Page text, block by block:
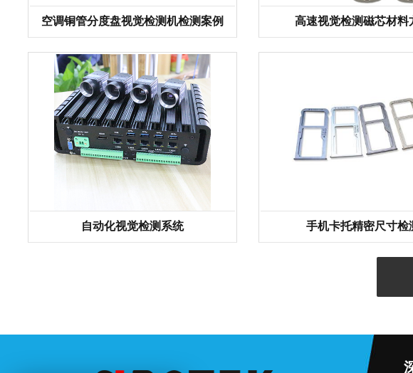
空调铜管分度盘视觉检测机检测案例 高速视觉检测磁芯材料
自动化视觉检测系统 手机卡托精密尺寸检